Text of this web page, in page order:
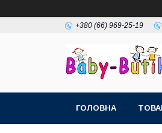
+380 (66) 969-25-19
ГОЛОВНА